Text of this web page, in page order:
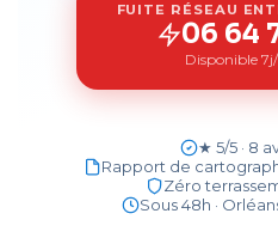
FUITE RÉSEAU
06 64
Disponible
★ 5/5 · 8
Rapport de
Zéro
Sous 48h ·